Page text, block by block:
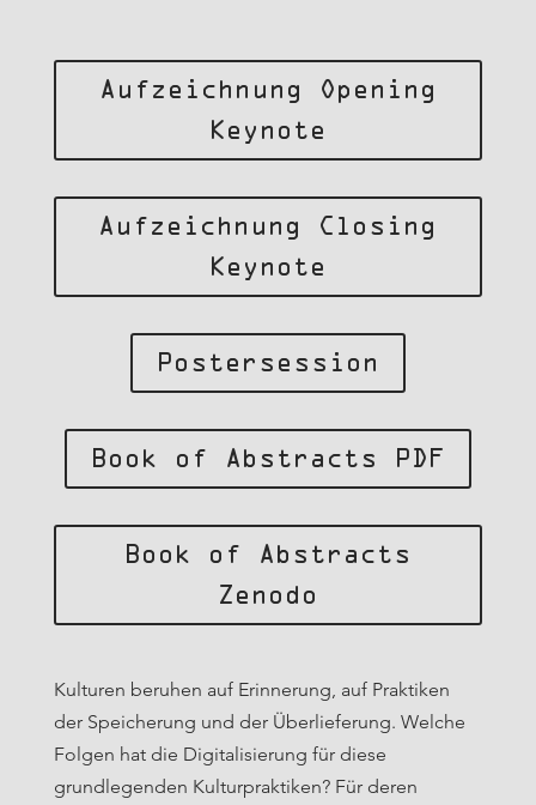
Aufzeichnung Opening
Keynote
Aufzeichnung Closing
Keynote
Postersession
Book of Abstracts PDF
Book of Abstracts
Zenodo
Kulturen beruhen auf Erinnerung, auf Praktiken
der Speicherung und der Überlieferung. Welche
Folgen hat die Digitalisierung für diese
grundlegenden Kulturpraktiken? Für deren